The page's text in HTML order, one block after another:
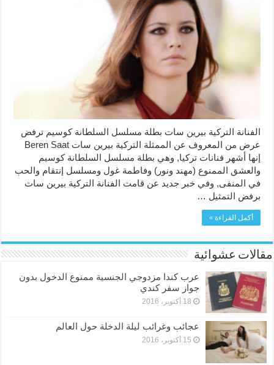
الفنانة التركية بيرين سات بطلة مسلسل السلطانة كوسيم ترفض
عرض من المعروف عن الممثلة التركية بيرين سات Beren Saat
إنها أشهر فنانات تركيا, وهي بطلة مسلسل السلطانة كوسيم
والعشق الممنوع (مهند ونور) وفاطمة غول ومسلسل إنتقام والحب
في المنفى, وفي خبر جديد عن قامت الفنانة التركية بيرين سات
برفض التمثيل …
أكمل القراءة »
مقالات عشوائية
عرب كندا مزدوجي الجنسية ممنوع الدخول بدون
جواز سفر كندي
18 أكتوبر، 2016
عجائب وغرائب ليلة الدخلة حول العالم
15 أكتوبر، 2016